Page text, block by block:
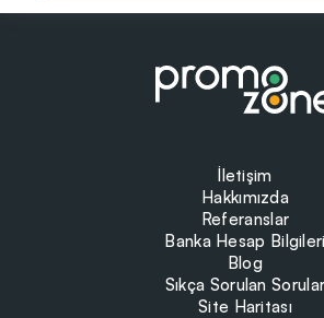
İletişim
Hakkımızda
Referanslar
Banka Hesap Bilgileri
Blog
Sıkça Sorulan Sorular
Site Haritası